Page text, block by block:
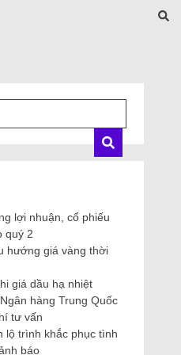
lợi nhuận, cổ phiếu
quý 2
hướng giá vàng thời
giá dầu hạ nhiệt
hàng Trung Quốc
tư vấn
lộ trình khắc phục tình
báo